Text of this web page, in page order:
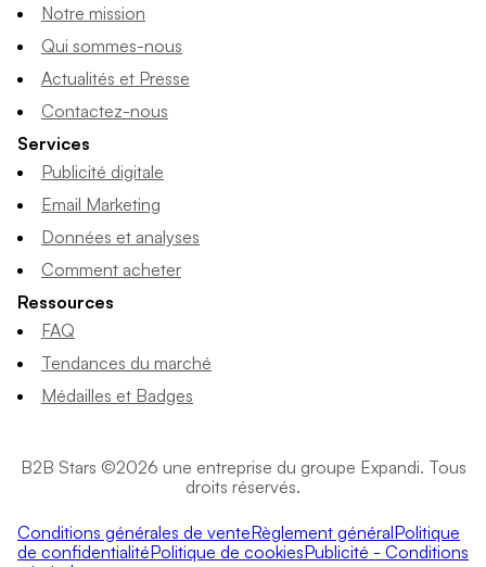
Notre mission
Qui sommes-nous
Actualités et Presse
Contactez-nous
Services
Publicité digitale
Email Marketing
Données et analyses
Comment acheter
Ressources
FAQ
Tendances du marché
Médailles et Badges
B2B Stars ©2026 une entreprise du groupe Expandi. Tous
droits réservés.
Conditions générales de venteRèglement généralPolitique
de confidentialitéPolitique de cookiesPublicité - Conditions